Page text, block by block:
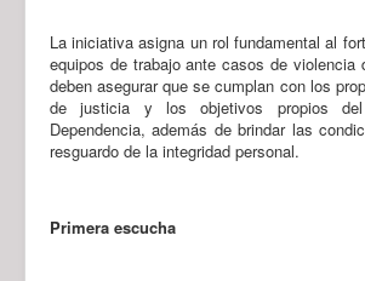
La iniciativa asigna un rol fundamental al
equipos de trabajo ante casos de violencia
deben asegurar que se cumplan con los
de justicia y los objetivos propios
Dependencia, además de brindar las
resguardo de la integridad personal.
Primera escucha